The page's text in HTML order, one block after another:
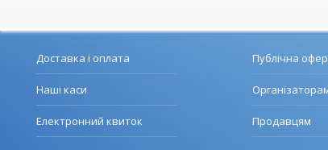
Доставка і оплата
Наші каси
Електронний квиток
Публічна
Продавцям